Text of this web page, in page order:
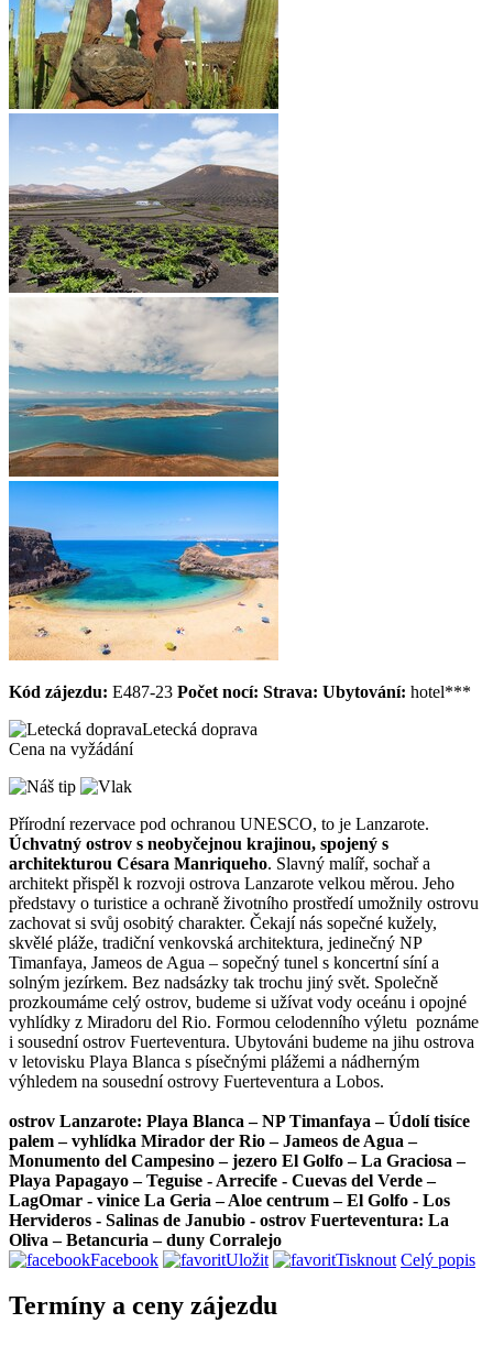
Kód zájezdu: E487-23 Počet nocí: Strava: Ubytování: hotel***
Letecká doprava
Cena na vyžádání
Přírodní rezervace pod ochranou UNESCO, to je Lanzarote.
Úchvatný ostrov s neobyčejnou krajinou, spojený s
architekturou Césara Manriqueho. Slavný malíř, sochař a
architekt přispěl k rozvoji ostrova Lanzarote velkou měrou. Jeho
představy o turistice a ochraně životního prostředí umožnily ostrovu
zachovat si svůj osobitý charakter. Čekají nás sopečné kužely,
skvělé pláže, tradiční venkovská architektura, jedinečný NP
Timanfaya, Jameos de Agua – sopečný tunel s koncertní síní a
solným jezírkem. Bez nadsázky tak trochu jiný svět. Společně
prozkoumáme celý ostrov, budeme si užívat vody oceánu i opojné
vyhlídky z Miradoru del Rio. Formou celodenního výletu poznáme
i sousední ostrov Fuerteventura. Ubytováni budeme na jihu ostrova
v letovisku Playa Blanca s písečnými plážemi a nádherným
výhledem na sousední ostrovy Fuerteventura a Lobos.
ostrov Lanzarote: Playa Blanca – NP Timanfaya – Údolí tisíce
palem – vyhlídka Mirador der Rio – Jameos de Agua –
Monumento del Campesino – jezero El Golfo – La Graciosa –
Playa Papagayo – Teguise - Arrecife - Cuevas del Verde –
LagOmar - vinice La Geria – Aloe centrum – El Golfo - Los
Hervideros - Salinas de Janubio - ostrov Fuerteventura: La
Oliva – Betancuria – duny Corralejo
Facebook
Uložit Tisknout Celý popis
Termíny a ceny zájezdu